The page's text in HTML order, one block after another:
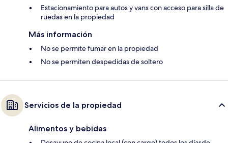
Estacionamiento para autos y vans con acceso para silla de
ruedas en la propiedad
Más información
No se permite fumar en la propiedad
No se permiten despedidas de soltero
Servicios de la propiedad
Alimentos y bebidas